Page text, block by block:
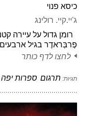
כיסא פנוי
ג'יי.קיי. רולינג
רומן גדול על עיירה
פֶרבְּראדֶר בגיל
לחצו לדף כותר
תגיות: תרגום ספרות יפה